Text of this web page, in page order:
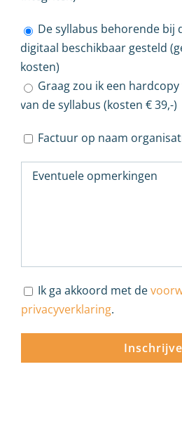
De syllabus behorende bij
digitaal beschikbaar gesteld
kosten)
Graag zou ik een
van de syllabus (kosten € 39,-)
Factuur op naam
Ik ga akkoord met de
privacyverklaring.